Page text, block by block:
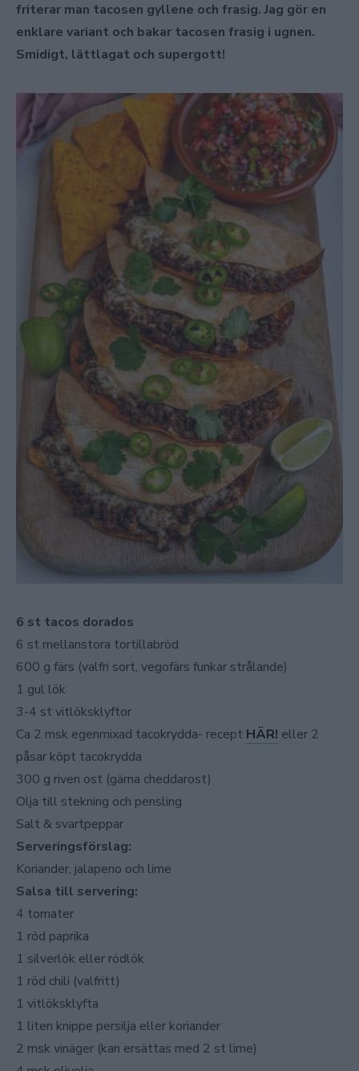
friterar man tacosen gyllene och frasig. Jag gör en
enklare variant och bakar tacosen frasig i ugnen.
Smidigt, lättlagat och supergott!
6 st tacos dorados
6 st mellanstora tortillabröd
600 g färs (valfri sort, vegofärs funkar strålande)
1 gul lök
3-4 st vitlöksklyftor
Ca 2 msk egenmixad tacokrydda- recept HÄR! eller 2
påsar köpt tacokrydda
300 g riven ost (gärna cheddarost)
Olja till stekning och pensling
Salt & svartpeppar
Serveringsförslag:
Koriander, jalapeno och lime
Salsa till servering:
4 tomater
1 röd paprika
1 silverlök eller rödlök
1 röd chili (valfritt)
1 vitlöksklyfta
1 liten knippe persilja eller koriander
2 msk vinäger (kan ersättas med 2 st lime)